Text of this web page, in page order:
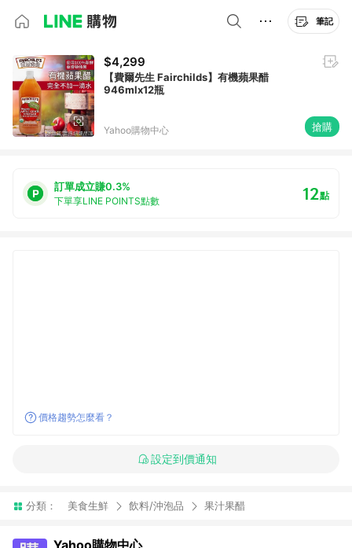
筆記
$4,299
【費爾先生 Fairchilds】有機蘋果醋
946mlx12瓶
Yahoo購物中心 搶購
訂單成立賺0.3%
下單享LINE POINTS點數 12點
價格趨勢怎麼看？
設定到價通知
分類： 美食生鮮 飲料/沖泡品 果汁果醋
Yahoo購物中心